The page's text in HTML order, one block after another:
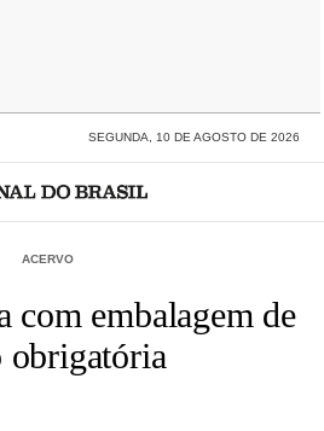
SEGUNDA, 10 DE AGOSTO DE 2026
ACERVO
com embalagem de
obrigatória